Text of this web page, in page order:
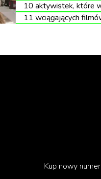
nienagannie piękna
odbiegają od
tea? Nara Smith robi
10 aktywistek, które
11 wciągających
Kup nowy numer